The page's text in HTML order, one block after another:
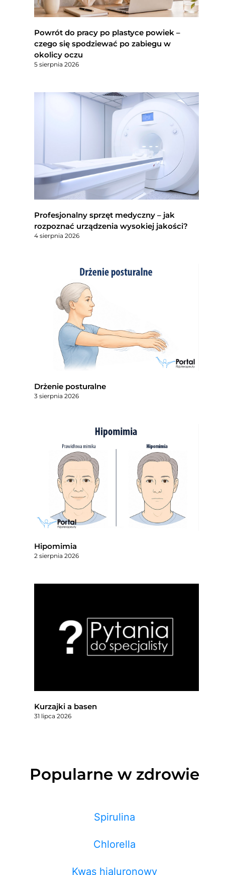
Powrót do pracy po plastyce powiek –
czego się spodziewać po zabiegu w
okolicy oczu
5 sierpnia 2026
Profesjonalny sprzęt medyczny – jak
rozpoznać urządzenia wysokiej jakości?
4 sierpnia 2026
Drżenie posturalne
3 sierpnia 2026
Hipomimia
2 sierpnia 2026
Kurzajki a basen
31 lipca 2026
Popularne w zdrowie
Spirulina
Chlorella
Kwas hialuronowy